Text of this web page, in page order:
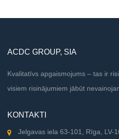
ACDC GROUP, SIA
Kvalitatīvs apgaismojums – tas ir
visiem risinājumiem jābūt
KONTAKTI
Jelgavas iela 63-101, Rīga, LV-